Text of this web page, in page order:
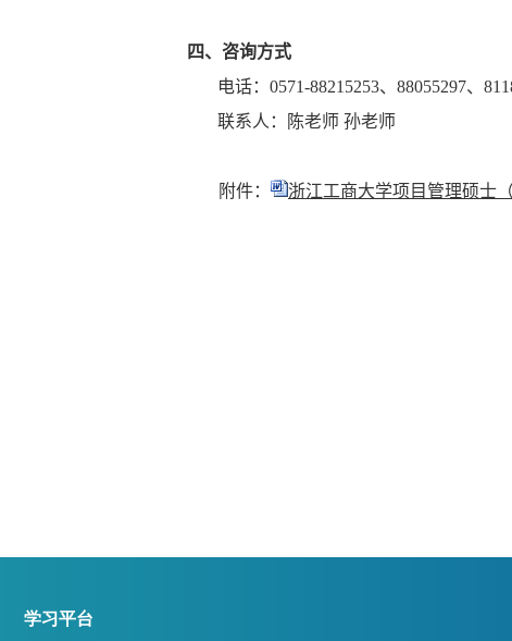
四、咨询方式
电话： 0571-88215253、 88055297、
联系人：陈老师 孙老师
附件： 浙江工商大学项目管理硕士
学习平台